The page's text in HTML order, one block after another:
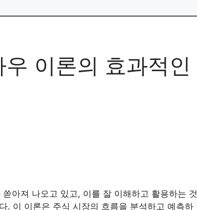
이론의 효과적인
아져 나오고 있고, 이를 잘 이해하고 활용하는 것
. 이 이론은 주식 시장의 흐름을 분석하고 예측하